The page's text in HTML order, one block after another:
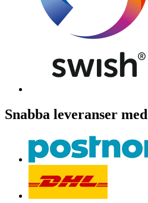
Snabba leveranser med